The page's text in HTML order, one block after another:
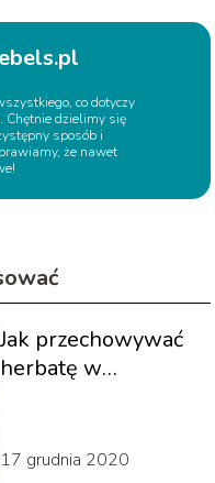
co dotyczy
Chętnie dzielimy się
sposób i
że nawet
Jak przechowywać
herbatę w
17 grudnia 2020